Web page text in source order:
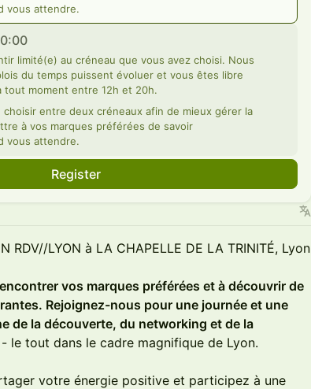
vous attendre.
limité(e) au créneau que vous avez choisi. Nous
du temps puissent évoluer et vous êtes libre
tout moment entre 12h et 20h.
entre deux créneaux afin de mieux gérer la
à vos marques préférées de savoir
vous attendre.
Register
RDV//LYON à LA CHAPELLE DE LA TRINITÉ, Lyon
vos marques préférées et à découvrir de
Rejoignez-nous pour une journée et une
de la découverte, du networking et de la
- le tout dans le cadre magnifique de Lyon.
votre énergie positive et participez à une